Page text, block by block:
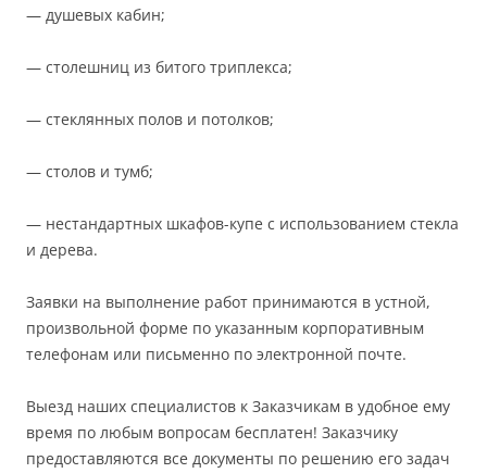
— душевых кабин;
— столешниц из битого триплекса;
— стеклянных полов и потолков;
— столов и тумб;
— нестандартных шкафов-купе с использованием стекла
и дерева.
Заявки на выполнение работ принимаются в устной,
произвольной форме по указанным корпоративным
телефонам или письменно по электронной почте.
Выезд наших специалистов к Заказчикам в удобное ему
время по любым вопросам бесплатен! Заказчику
предоставляются все документы по решению его задач